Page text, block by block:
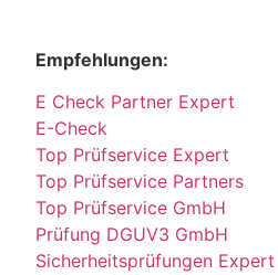
Empfehlungen:
E Check Partner Expert
E-Check
Top Prüfservice Expert
Top Prüfservice Partners
Top Prüfservice GmbH
Prüfung DGUV3 GmbH
Sicherheitsprüfungen Expert